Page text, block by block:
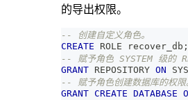
的导出权限。
-- 创建自定义角色。
CREATE ROLE recover_db ;
-- 赋予角色 SYSTEM 级的
GRANT REPOSITORY ON
-- 赋予角色创建数据库的权限
GRANT CREATE DATABASE